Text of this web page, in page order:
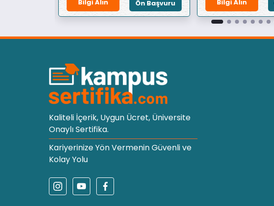
Bilgi Alın Ön Başvuru Bilgi Alın
Kaliteli İçerik, Uygun Ücret, Üniversite
Onaylı Sertifika.
Kariyerinize Yön Vermenin Güvenli ve
Kolay Yolu